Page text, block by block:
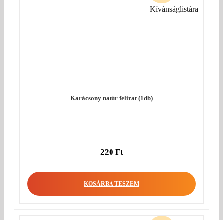
Karácsony natúr felirat (1db)
220 Ft
KOSÁRBA TESZEM
Kívánságlistára